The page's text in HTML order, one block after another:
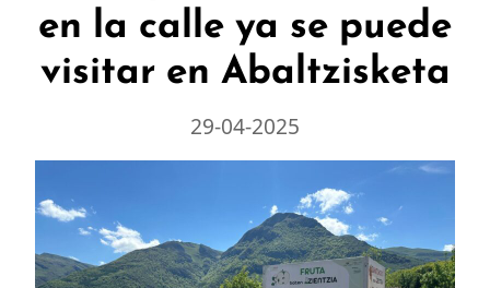
en la calle ya se puede
visitar en Abaltzisketa
29-04-2025